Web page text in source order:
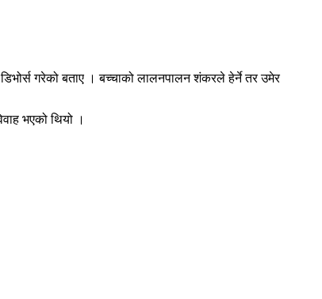
गरेको बताए । बच्चाको लालनपालन शंकरले हेर्ने तर उमेर
भएको थियो ।